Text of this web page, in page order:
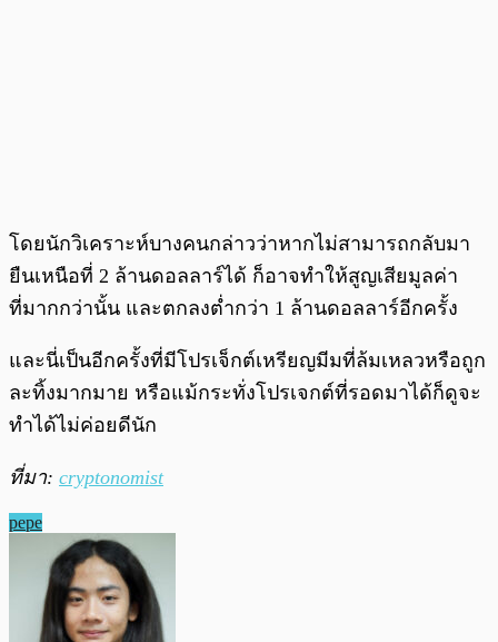
โดยนักวิเคราะห์บางคนกล่าวว่าหากไม่สามารถกลับมา
ยืนเหนือที่ 2 ล้านดอลลาร์ได้ ก็อาจทำให้สูญเสียมูลค่า
ที่มากกว่านั้น และตกลงต่ำกว่า 1 ล้านดอลลาร์อีกครั้ง
และนี่เป็นอีกครั้งที่มีโปรเจ็กต์เหรียญมีมที่ล้มเหลวหรือถูก
ละทิ้งมากมาย หรือแม้กระทั่งโปรเจกต์ที่รอดมาได้ก็ดูจะ
ทำได้ไม่ค่อยดีนัก
ที่มา: cryptonomist
pepe